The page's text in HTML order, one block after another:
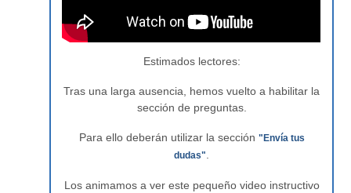
Estimados lectores:
Tras una larga ausencia, hemos vuelto a habilitar la
sección de preguntas.
Para ello deberán utilizar la sección "Envía tus
dudas".
Los animamos a ver este pequeño video instructivo